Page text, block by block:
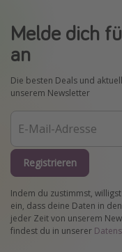
Melde dich
an
Die besten Deals und
unserem Newsletter
Registrieren
Indem du zustimmst,
ein, dass deine Daten in
jeder Zeit von unserem
findest du in unserer